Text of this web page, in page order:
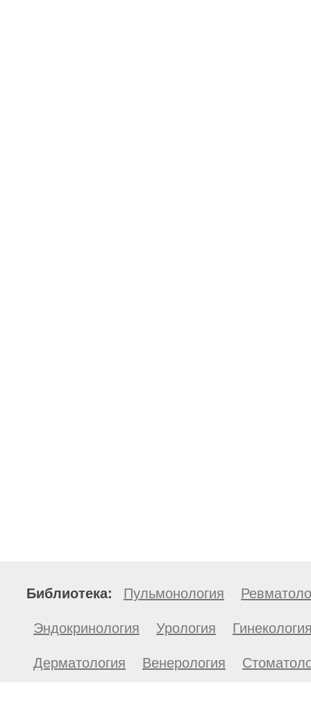
Библиотека: Пульмонология
Эндокринология Урология
Дерматология Венерология